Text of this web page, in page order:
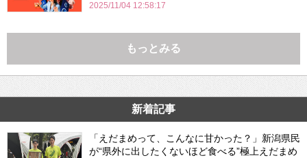
2025/11/04 12:58:17
もっとみる
新着記事
「えだまめって、こんなに甘かった？」新潟県民
が“県外に出したくないほど食べる”極上えだまめ